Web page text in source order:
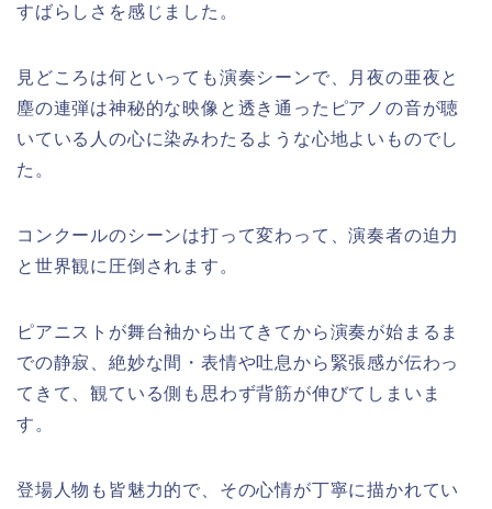
すばらしさを感じました。
見どころは何といっても演奏シーンで、月夜の亜夜と
塵の連弾は神秘的な映像と透き通ったピアノの音が聴
いている人の心に染みわたるような心地よいものでし
た。
コンクールのシーンは打って変わって、演奏者の迫力
と世界観に圧倒されます。
ピアニストが舞台袖から出てきてから演奏が始まるま
での静寂、絶妙な間・表情や吐息から緊張感が伝わっ
てきて、観ている側も思わず背筋が伸びてしまいま
す。
登場人物も皆魅力的で、その心情が丁寧に描かれてい